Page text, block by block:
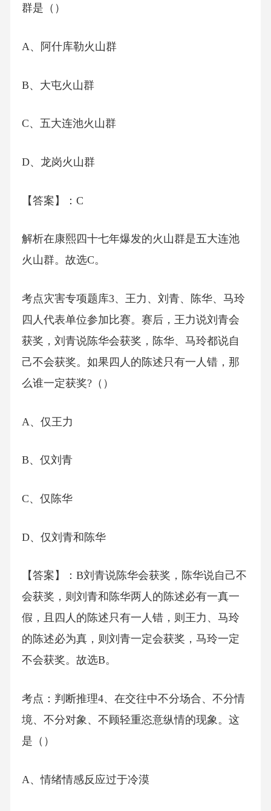
群是（）
A、阿什库勒火山群
B、大屯火山群
C、五大连池火山群
D、龙岗火山群
【答案】：C
解析在康熙四十七年爆发的火山群是五大连池
火山群。故选C。
考点灾害专项题库3、王力、刘青、陈华、马玲
四人代表单位参加比赛。赛后，王力说刘青会
获奖，刘青说陈华会获奖，陈华、马玲都说自
己不会获奖。如果四人的陈述只有一人错，那
么谁一定获奖?（）
A、仅王力
B、仅刘青
C、仅陈华
D、仅刘青和陈华
【答案】：B刘青说陈华会获奖，陈华说自己不
会获奖，则刘青和陈华两人的陈述必有一真一
假，且四人的陈述只有一人错，则王力、马玲
的陈述必为真，则刘青一定会获奖，马玲一定
不会获奖。故选B。
考点：判断推理4、在交往中不分场合、不分情
境、不分对象、不顾轻重恣意纵情的现象。这
是（）
A、情绪情感反应过于冷漠